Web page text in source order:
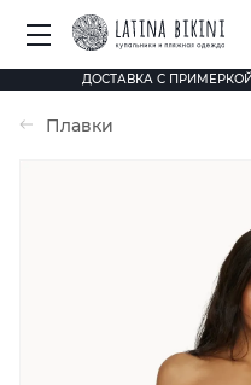
ДОСТАВКА С
Плавки